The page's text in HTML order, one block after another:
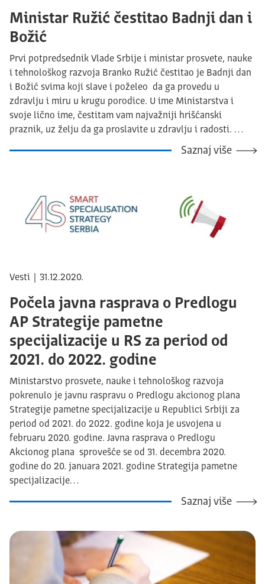
Ministar Ružić čestitao Badnji dan i
Božić
Prvi potpredsednik Vlade Srbije i ministar prosvete, nauke
i tehnološkog razvoja Branko Ružić čestitao je Badnji dan
i Božić svima koji slave i poželeo da ga provedu u
zdravlju i miru u krugu porodice. U ime Ministarstva i
svoje lično ime, čestitam vam najvažniji hrišćanski
praznik, uz želju da ga proslavite u zdravlju i radosti. …
Saznaj više
Vesti | 31.12.2020.
Počela javna rasprava o Predlogu
AP Strategije pametne
specijalizacije u RS za period od
2021. do 2022. godine
Ministarstvo prosvete, nauke i tehnološkog razvoja
pokrenulo je javnu raspravu o Predlogu akcionog plana
Strategije pametne specijalizacije u Republici Srbiji za
period od 2021. do 2022. godine koja je usvojena u
februaru 2020. godine. Javna rasprava o Predlogu
Akcionog plana sprovešće se od 31. decembra 2020.
godine do 20. januara 2021. godine Strategija pametne
specijalizacije…
Saznaj više